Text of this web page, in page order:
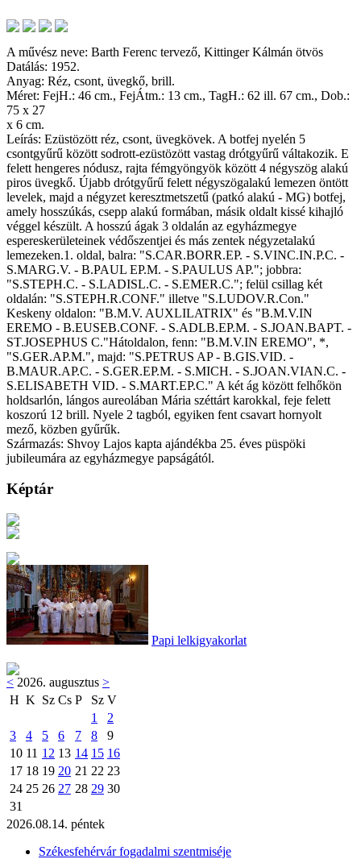
A művész neve: Barth Ferenc tervező, Kittinger Kálmán ötvös
Datálás: 1952.
Anyag: Réz, csont, üvegkő, brill.
Méret: FejH.: 46 cm., FejÁtm.: 13 cm., TagH.: 62 ill. 67 cm., Dob.:
75 x 27
x 6 cm.
Leírás: Ezüstözött réz, csont, üvegkövek. A botfej nyelén 5
csontgyűrű között sodrott-ezüstözött vastag drótgyűrű váltakozik. E
felett hengeres nódusz, rajta fémgyöngyök között 4 négyszög alakú
piros üvegkő. Újabb drótgyűrű felett négyszögalakú lemezen öntött
levelek, majd a négyzet keresztmetszetű (patkó alakú - MG) botfej,
amely hosszúkás, csepp alakú formában, másik oldalt kissé kihajló
véggel készült. A hosszú ágak 3 oldalán az egyházmegye
espereskerületeinek védőszentjei és más zentek négyzetalakú
lemezeken.1. oldal, balra: "S.CAR.BORR.EP. - S.VINC.IN.P.C. -
S.MARG.V. - B.PAUL EP.M. - S.PAULUS AP."; jobbra:
"S.STEPH.C. - S.LADISL.C. - S.EMER.C."; felül csillag két
oldalán: "S.STEPH.R.CONF." illetve "S.LUDOV.R.Con."
Keskeny oldalon: "B.M.V. AUXLILATRIX" és "B.M.V.IN
EREMO - B.EUSEB.CONF. - S.ADLB.EP.M. - S.JOAN.BAPT. -
ST.JOSEPHUS C."Hátoldalon, fenn: "B.M.V.IN EREMO", *,
"S.GER.AP.M.", majd: "S.PETRUS AP - B.GIS.VID. -
B.MAUR.AP.C. - S.GER.EP.M. - S.MICH. - S.JOAN.VIAN.C. -
S.ELISABETH VID. - S.MART.EP.C." A két ág között felhőkön
holdsarlón, lángos aureolában Mária széttárt karokkal, feje felett
koszorú 12 brill. Nyele 2 tagból, egyiken fent csavart hornyolt
mező, közben gyűrűk.
Származás: Shvoy Lajos kapta ajándékba 25. éves püspöki
jubileumára az egyházmegye papságától.
Képtár
Papi lelkigyakorlat
< 2026. augusztus >
H K Sz Cs P Sz V
1
2
3
4 5 6 7 8
9
10 11 12 13 14 15 16
17 18 19 20 21 22 23
24 25 26 27 28 29 30
31
2026.08.14. péntek
Székesfehérvár fogadalmi szentmiséje